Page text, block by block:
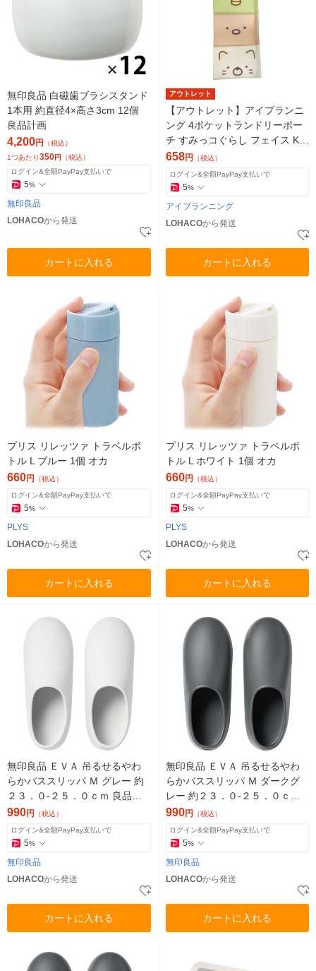
無印良品 白磁歯ブラシスタンド
1本用 約直径4×高さ3cm 12個
良品計画
4,200円
（税込）
1つあたり350円 （税込）
ログイン&全額PayPay支払いで
5%
無印良品
LOHACOから発送
カートに入れる
アウトレット
【アウトレット】アイプランニ
ング 4ポケットランドリーポー
チ すみっコぐらし フェイス K2
040A 1個 洗濯ネット メッシ
ュ ケース
658円 （税込）
ログイン&全額PayPay支払いで
5%
アイプランニング
LOHACOから発送
カートに入れる
プリス リレッツァ トラベルボ
トル L ブルー 1個 オカ
660円 （税込）
ログイン&全額PayPay支払いで
5%
PLYS
LOHACOから発送
カートに入れる
プリス リレッツァ トラベルボ
トル L ホワイト 1個 オカ
660円 （税込）
ログイン&全額PayPay支払いで
5%
PLYS
LOHACOから発送
カートに入れる
無印良品 ＥＶＡ 吊るせるやわ
らかバススリッパ Ｍ グレー 約
２３．０‐２５．０ｃｍ 良品計
画
990円 （税込）
ログイン&全額PayPay支払いで
5%
無印良品
LOHACOから発送
カートに入れる
無印良品 ＥＶＡ 吊るせるやわ
らかバススリッパ Ｍ ダークグ
レー 約２３．０‐２５．０ｃｍ
良品計画
990円 （税込）
ログイン&全額PayPay支払いで
5%
無印良品
LOHACOから発送
カートに入れる